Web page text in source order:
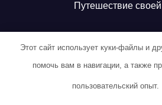
Путешествие
Сайт работает на WordPress |Тема:
Этот сайт использует куки-файлы и
помочь вам в навигации, а также
пользовательский опыт.